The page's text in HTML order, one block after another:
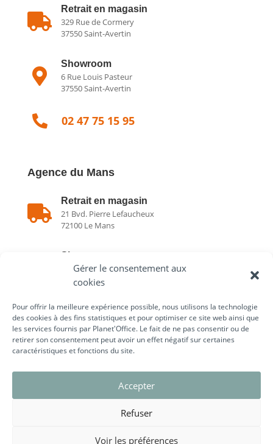
Gérer le consentement aux
cookies
Pour offrir la meilleure expérience possible, nous utilisons la technologie
des cookies à des fins statistiques et pour optimiser ce site web ainsi que
les services fournis par Planet'Office. Le fait de ne pas consentir ou de
retirer son consentement peut avoir un effet négatif sur certaines
caractéristiques et fonctions du site.
Accepter
Refuser
Voir les préférences

Retrait en magasin
329 Rue de Cormery
37550 Saint-Avertin

Showroom
6 Rue Louis Pasteur
37550 Saint-Avertin
 02 47 75 15 95
Agence du Mans

Retrait en magasin
21 Bvd. Pierre Lefaucheux
72100 Le Mans
Showroom
21 Bvd. Pierre Lefaucheux
72100 Le Mans
 02 43 75 78 75
© ARTEO Digital – Agence Web & Communication